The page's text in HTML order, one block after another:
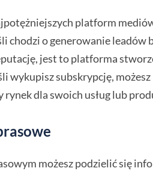
platform
chodzi o generowanie leadów
jest to platforma
wykupisz subskrypcję,
rynek dla swoich usług lub
możesz podzielić się